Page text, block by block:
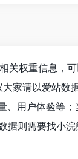
关权重信息，
家请以爱站数
、用户体验等
据则需要找小